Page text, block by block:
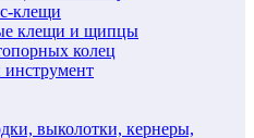
клещи
клещи и щипцы
колец
выколотки, кернеры,